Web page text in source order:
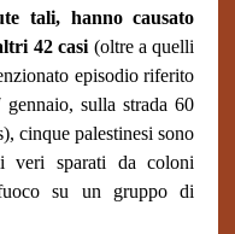
tali, hanno causato
42 casi (oltre a quelli
episodio riferito
sulla strada 60
cinque palestinesi sono
veri sparati da coloni
su un gruppo di